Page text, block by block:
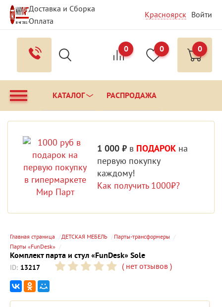
Доставка и Сборка
Оплата
Вопрос - Ответ
Контакты
Красноярск Войти
0 0 0
КАТАЛОГ РАСПРОДАЖА
1 000 ₽ в ПОДАРОК на
первую покупку
каждому!
Как получить 1000₽?
Главная страница ДЕТСКАЯ МЕБЕЛЬ
Парты-трансформеры
Парты «FunDesk»
Комплект парта и стул «FunDesk» Sole
ID: 13217 (нет отзывов )